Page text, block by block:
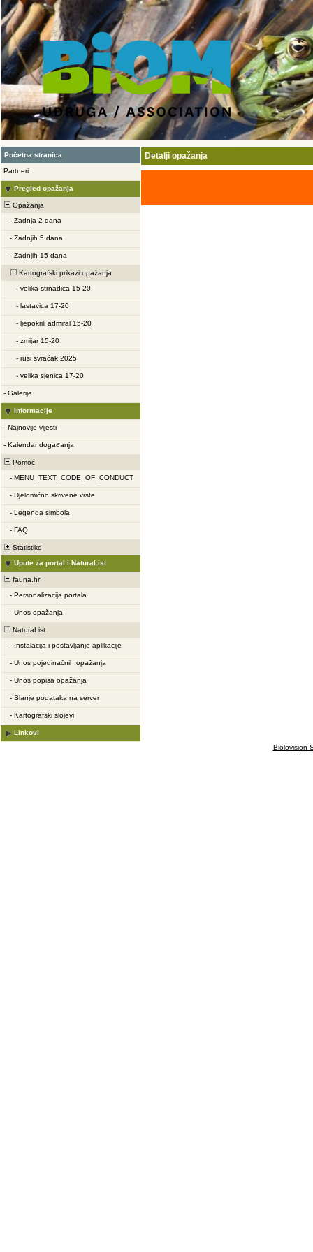
Početna stranica
Partneri
Pregled opažanja
Opažanja
- Zadnja 2 dana
- Zadnjih 5 dana
- Zadnjih 15 dana
Kartografski prikazi opažanja
- velika strnadica 15-20
- lastavica 17-20
- ljepokrili admiral 15-20
- zmijar 15-20
- rusi svračak 2025
- velika sjenica 17-20
- Galerije
Informacije
- Najnovije vijesti
- Kalendar događanja
Pomoć
- MENU_TEXT_CODE_OF_CONDUCT
- Djelomično skrivene vrste
- Legenda simbola
- FAQ
Statistike
Upute za portal i NaturaList
fauna.hr
- Personalizacija portala
- Unos opažanja
NaturaList
- Instalacija i postavljanje aplikacije
- Unos pojedinačnih opažanja
- Unos popisa opažanja
- Slanje podataka na server
- Kartografski slojevi
Linkovi
Detalji opažanja
Biolovision